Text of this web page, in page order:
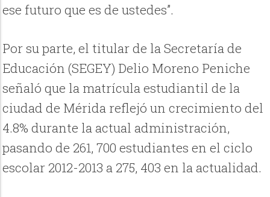
ese futuro que es de ustedes”.
Por su parte, el titular de la Secretaría de
Educación (SEGEY) Delio Moreno Peniche
señaló que la matrícula estudiantil de la
ciudad de Mérida reflejó un crecimiento del
4.8% durante la actual administración,
pasando de 261, 700 estudiantes en el ciclo
escolar 2012-2013 a 275, 403 en la actualidad.